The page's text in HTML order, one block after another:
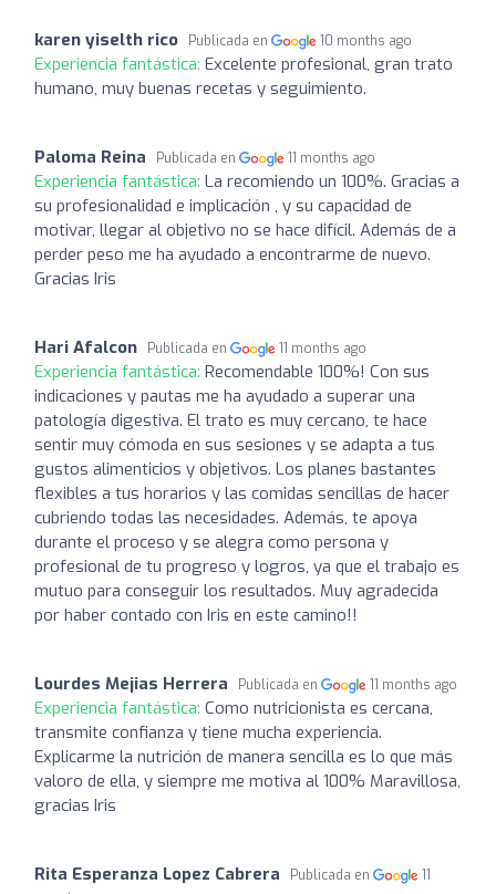
karen yiselth rico Publicada en 10 months ago
Experiencia fantástica: Excelente profesional, gran trato
humano, muy buenas recetas y seguimiento.
Paloma Reina Publicada en 11 months ago
Experiencia fantástica: La recomiendo un 100%. Gracias a
su profesionalidad e implicación , y su capacidad de
motivar, llegar al objetivo no se hace difícil. Además de a
perder peso me ha ayudado a encontrarme de nuevo.
Gracias Iris
Hari Afalcon Publicada en 11 months ago
Experiencia fantástica: Recomendable 100%! Con sus
indicaciones y pautas me ha ayudado a superar una
patología digestiva. El trato es muy cercano, te hace
sentir muy cómoda en sus sesiones y se adapta a tus
gustos alimenticios y objetivos. Los planes bastantes
flexibles a tus horarios y las comidas sencillas de hacer
cubriendo todas las necesidades. Además, te apoya
durante el proceso y se alegra como persona y
profesional de tu progreso y logros, ya que el trabajo es
mutuo para conseguir los resultados. Muy agradecida
por haber contado con Iris en este camino!!
Lourdes Mejias Herrera Publicada en 11 months ago
Experiencia fantástica: Como nutricionista es cercana,
transmite confianza y tiene mucha experiencia.
Explicarme la nutrición de manera sencilla es lo que más
valoro de ella, y siempre me motiva al 100% Maravillosa,
gracias Iris
Rita Esperanza Lopez Cabrera Publicada en
11